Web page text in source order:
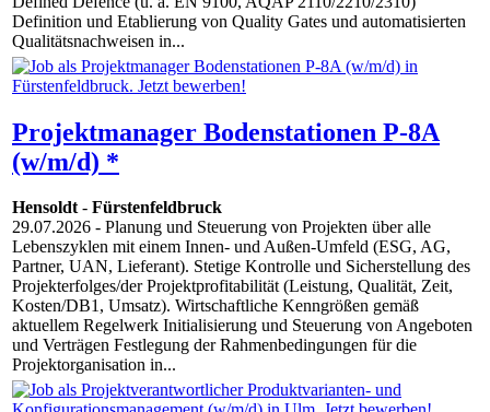
Definition und Etablierung von Quality Gates und automatisierten
Qualitätsnachweisen in...
Projektmanager Bodenstationen P-8A
(w/m/d) *
Hensoldt- Fürstenfeldbruck
29.07.2026 - Planung und Steuerung von Projekten über alle
Lebenszyklen mit einem Innen- und Außen-Umfeld (ESG, AG,
Partner, UAN, Lieferant). Stetige Kontrolle und Sicherstellung des
Projekterfolges/der Projektprofitabilität (Leistung, Qualität, Zeit,
Kosten/DB1, Umsatz). Wirtschaftliche Kenngrößen gemäß
aktuellem Regelwerk Initialisierung und Steuerung von Angeboten
und Verträgen Festlegung der Rahmenbedingungen für die
Projektorganisation in...